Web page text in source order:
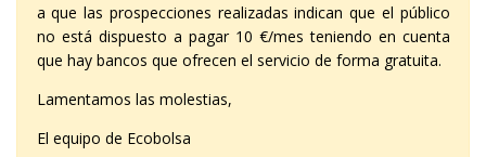
a que las prospecciones realizadas indican que el público
no está dispuesto a pagar 10 €/mes teniendo en cuenta
que hay bancos que ofrecen el servicio de forma gratuita.
Lamentamos las molestias,
El equipo de Ecobolsa